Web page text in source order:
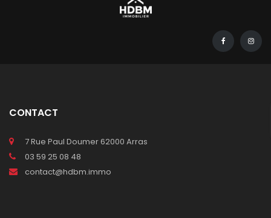
CONTACT
7 Rue Paul Doumer 62000 Arras
03 59 25 08 48
contact@hdbm.immo